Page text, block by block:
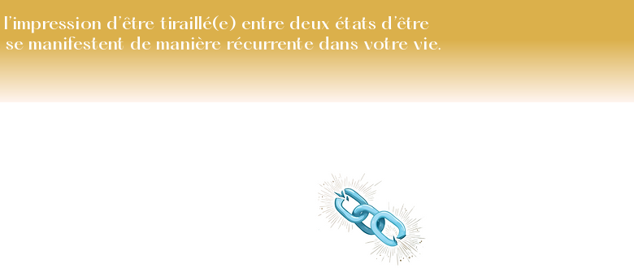
d’être tiraillé(e) entre deux états d’être
manifestent de manière récurrente dans votre vie.